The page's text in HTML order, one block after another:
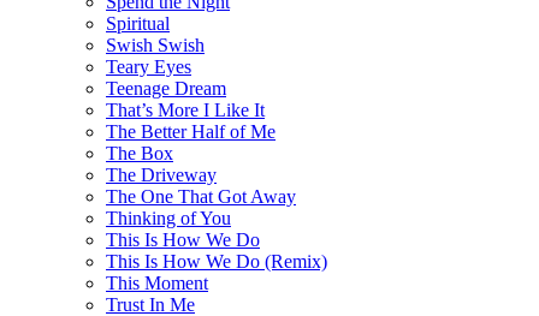
Spiritual
Swish Swish
Teary Eyes
Teenage Dream
That’s More I Like It
The Better Half of Me
The Box
The Driveway
The One That Got Away
Thinking of You
This Is How We Do
This Is How We Do (Remix)
This Moment
Trust In Me